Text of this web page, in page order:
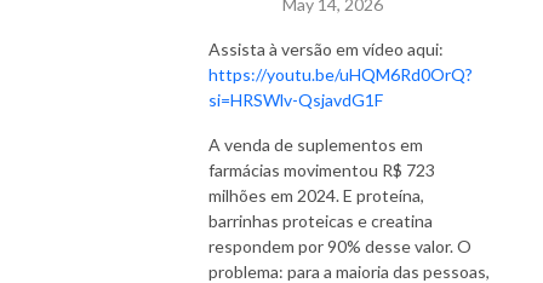
May 14, 2026
Assista à versão em vídeo aqui:
https://youtu.be/uHQM6Rd0OrQ?
si=HRSWlv-QsjavdG1F
A venda de suplementos em
farmácias movimentou R$ 723
milhões em 2024. E proteína,
barrinhas proteicas e creatina
respondem por 90% desse valor. O
problema: para a maioria das pessoas,